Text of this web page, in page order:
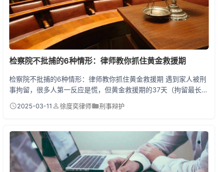
检察院不批捕的6种情形：律师教你抓住黄金救援期
检察院不批捕的6种情形：律师教你抓住黄金救援期 遇到家人被刑
事拘留，很多人第一反应是慌，但黄金救援期的37天（拘留最长
上干货，告诉你检察院不批捕的6种法定情形，以及律师怎么帮你
法》第81条、90条，不批捕主要分以下6类： 1. 没有犯罪事实
2025-03-11 徐度奕律师 刑事辩护